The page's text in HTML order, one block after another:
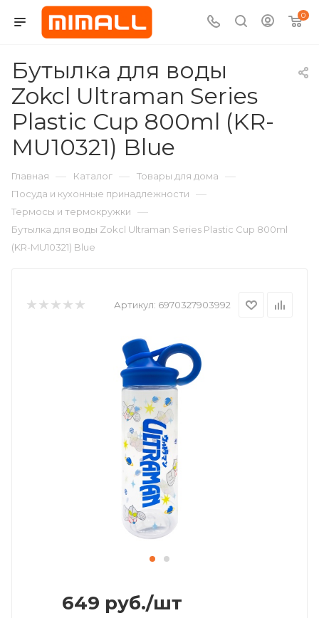
0
Бутылка для воды
Zokcl Ultraman Series
Plastic Cup 800ml (KR-
MU10321) Blue
Главная — Каталог — Товары для дома —
Посуда и кухонные принадлежности —
Термосы и термокружки —
Бутылка для воды Zokcl Ultraman Series Plastic Cup 800ml
(KR-MU10321) Blue
Артикул: 6970327903992
649 руб./шт